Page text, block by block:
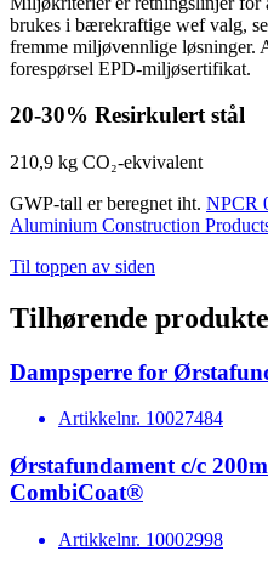
brukes i bærekraftige wef valg,
fremme miljøvennlige løsninger.
forespørsel EPD-miljøsertifikat.
20-30% Resirkulert stål
210,9 kg CO₂-ekvivalent
GWP-tall er beregnet iht. NPCR
Aluminium Construction
Til toppen av siden
Tilhørende
Dampsperre for
Artikkelnr. 10027484
Ørstafundament c/c
CombiCoat®
Artikkelnr. 10002998